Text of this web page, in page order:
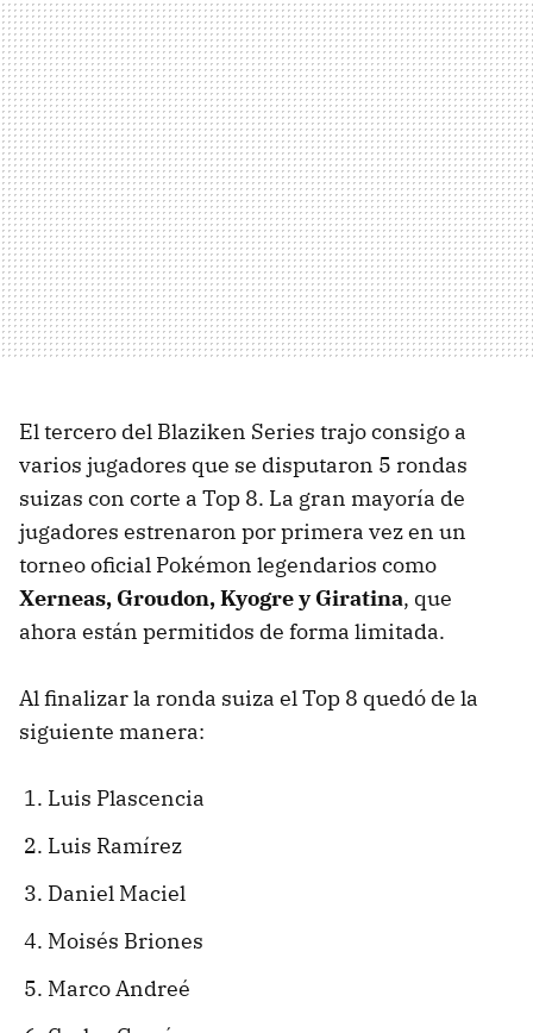
El tercero del Blaziken Series trajo consigo a
varios jugadores que se disputaron 5 rondas
suizas con corte a Top 8. La gran mayoría de
jugadores estrenaron por primera vez en un
torneo oficial Pokémon legendarios como
Xerneas, Groudon, Kyogre y Giratina, que
ahora están permitidos de forma limitada.
Al finalizar la ronda suiza el Top 8 quedó de la
siguiente manera:
Luis Plascencia
Luis Ramírez
Daniel Maciel
Moisés Briones
Marco Andreé